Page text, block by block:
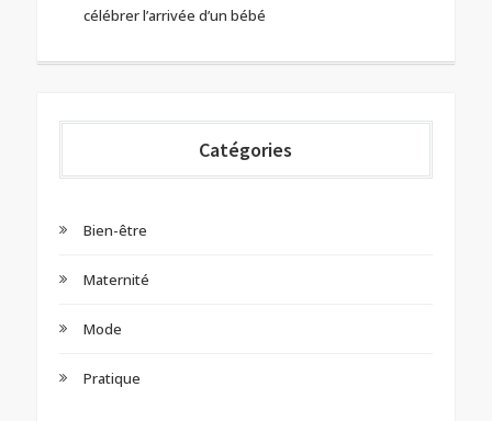
célébrer l’arrivée d’un bébé
Catégories
Bien-être
Maternité
Mode
Pratique